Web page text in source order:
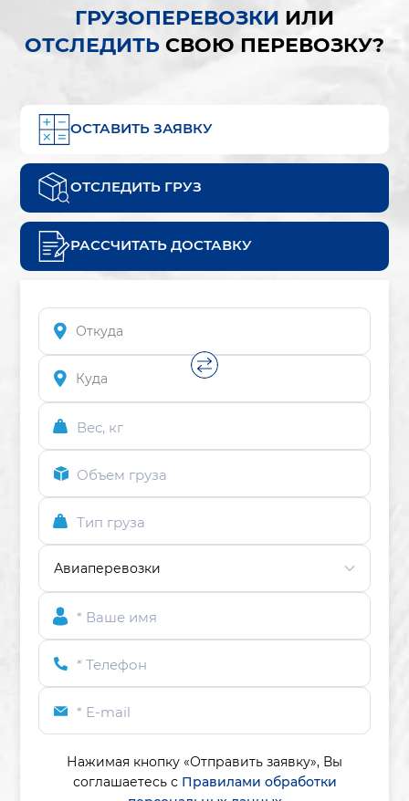
ГРУЗОПЕРЕВОЗКИ ИЛИ
ОТСЛЕДИТЬ СВОЮ ПЕРЕВОЗКУ?
ОСТАВИТЬ ЗАЯВКУ
ОТСЛЕДИТЬ ГРУЗ
РАССЧИТАТЬ ДОСТАВКУ
Вес, кг
Объем груза
Тип груза
* Ваше имя
* Телефон
* E-mail
Нажимая кнопку «Отправить заявку», Вы
соглашаетесь с Правилами обработки